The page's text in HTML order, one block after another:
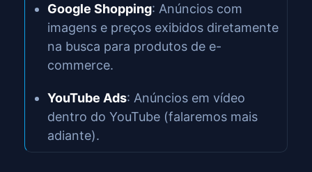
Google Shopping: Anúncios com
imagens e preços exibidos diretamente
na busca para produtos de e-
commerce.
YouTube Ads: Anúncios em vídeo
dentro do YouTube (falaremos mais
adiante).